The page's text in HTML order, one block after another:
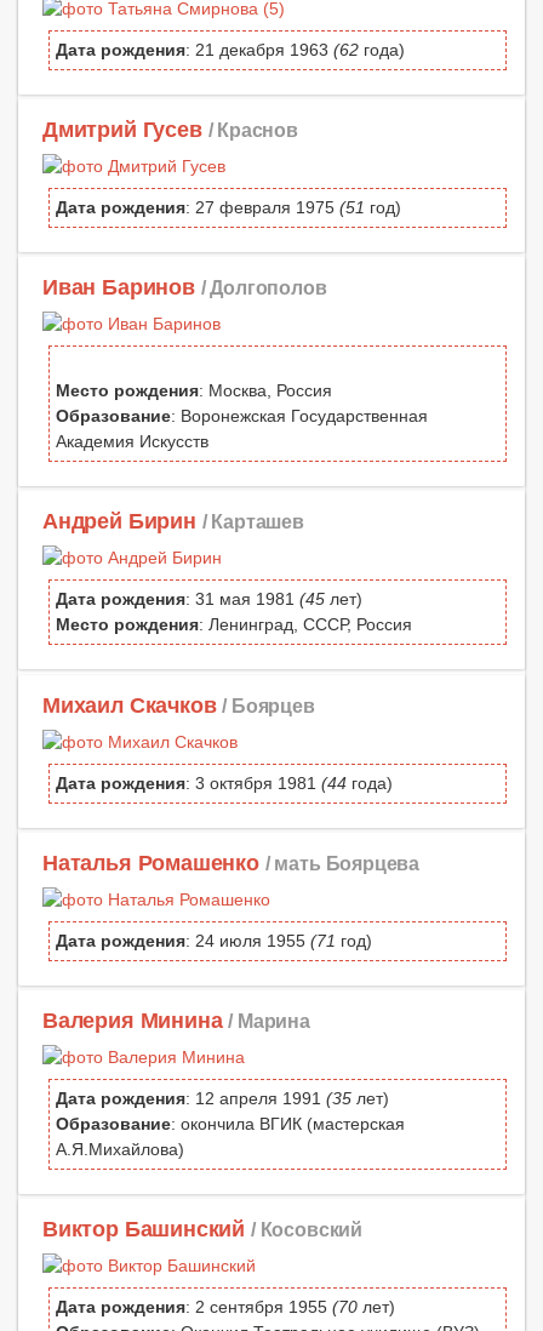
Дата рождения: 21 декабря 1963 (62 года)
Дмитрий Гусев / Краснов
Дата рождения: 27 февраля 1975 (51 год)
Иван Баринов / Долгополов
Место рождения: Москва, Россия
Образование: Воронежская Государственная
Академия Искусств
Андрей Бирин / Карташев
Дата рождения: 31 мая 1981 (45 лет)
Место рождения: Ленинград, СССР, Россия
Михаил Скачков / Боярцев
Дата рождения: 3 октября 1981 (44 года)
Наталья Ромашенко / мать Боярцева
Дата рождения: 24 июля 1955 (71 год)
Валерия Минина / Марина
Дата рождения: 12 апреля 1991 (35 лет)
Образование: окончила ВГИК (мастерская
А.Я.Михайлова)
Виктор Башинский / Косовский
Дата рождения: 2 сентября 1955 (70 лет)